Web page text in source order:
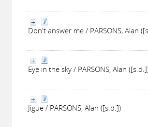
Don't answer me / PARSONS, Alan
Eye in the sky / PARSONS, Alan
Jigue / PARSONS, Alan ([s.d.])